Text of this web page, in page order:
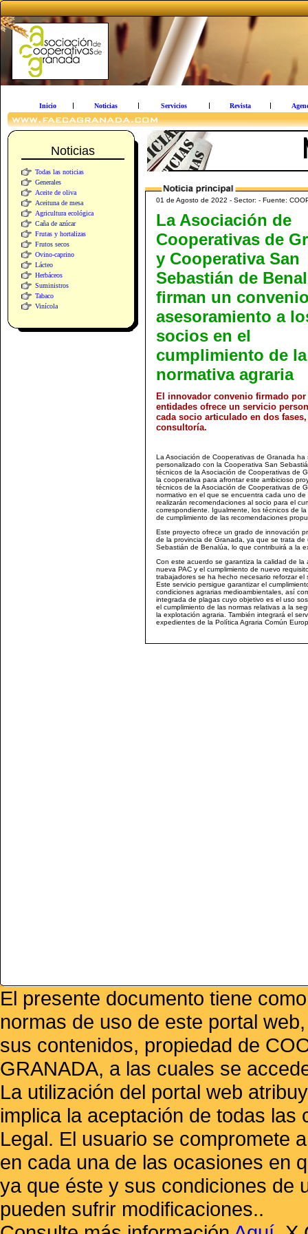
Inicio Noticias Servicios Revista
Noticias
Todas las noticias
Generales
Aceite de oliva
Aceituna de mesa
Agricultura ecológica
Caña de azúcar
Frutas y hortalizas
Frutos secos
Ovino-caprino
Lácteo
Herbáceos
Suministros
Tabaco
Vinícola
01 de Agosto de 2022 - Sector: - Fuente:
La Asociación de
Cooperativas de
y Cooperativa San
Sebastián de
firman un
asesoramiento a
socios en el
cumplimiento de la
normativa agraria
El innovador convenio firmado por
entidades ofrece un servicio
cada socio articulado en dos
consultoría.
La Asociación de Cooperativas de Granada
personalizado con la Cooperativa San
técnicos de la Asociación de Cooperativas de
la cooperativa para afrontar este ambicioso
técnicos de la Asociación de Cooperativas de
normativo en el que se encuentra cada uno
realizarán recomendaciones al socio para el
correspondiente. Igualmente, los técnicos de
de cumplimiento de las recomendaciones
Este proyecto ofrece un grado de innovación
de la provincia de Granada, ya que se trata
Sebastián de Benalúa, lo que contribuirá a la
Con este acuerdo se garantiza la calidad de
nueva PAC y el cumplimiento de nuevo
trabajadores se ha hecho necesario reforzar
Este servicio persigue garantizar el
condiciones agrarias medioambientales, así
integrada de plagas cuyo objetivo es el uso
el cumplimiento de las normas relativas a la
la explotación agraria. También integrará el
expedientes de la Política Agraria Común
El presente documento tiene
normas de uso de este portal
sus contenidos, propiedad de
GRANADA, a las cuales se
La utilización del portal web
implica la aceptación de todas
Legal. El usuario se compromete
en cada una de las ocasiones en
ya que éste y sus condiciones de
pueden sufrir modificaciones..